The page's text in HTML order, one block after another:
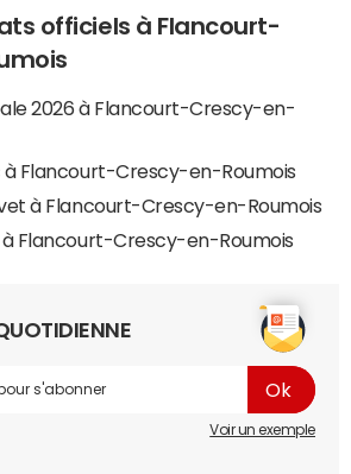
officiels à Flancourt-
2026 à Flancourt-Crescy-en-
à Flancourt-Crescy-en-Roumois
à Flancourt-Crescy-en-Roumois
à Flancourt-Crescy-en-Roumois
Voir un exemple